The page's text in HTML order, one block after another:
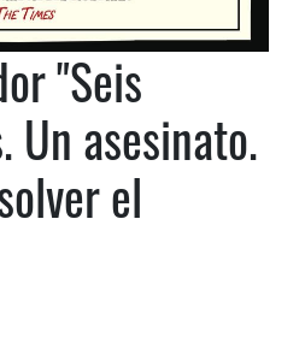
"Seis
Un asesinato.
el